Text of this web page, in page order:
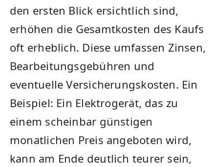
den ersten Blick ersichtlich sind,
erhöhen die Gesamtkosten des Kaufs
oft erheblich. Diese umfassen Zinsen,
Bearbeitungsgebühren und
eventuelle Versicherungskosten. Ein
Beispiel: Ein Elektrogerät, das zu
einem scheinbar günstigen
monatlichen Preis angeboten wird,
kann am Ende deutlich teurer sein,